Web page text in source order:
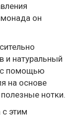
он
и натуральный
с помощью
на основе
нотки.
этим